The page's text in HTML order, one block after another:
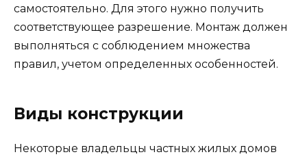
самостоятельно. Для этого нужно получить
соответствующее разрешение. Монтаж должен
выполняться с соблюдением множества
правил, учетом определенных особенностей.
Виды конструкции
Некоторые владельцы частных жилых домов